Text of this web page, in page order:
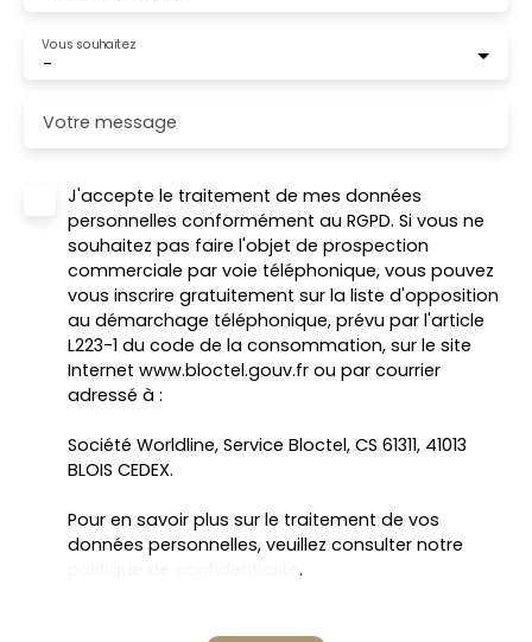
-
Vous souhaitez
Votre message
J'accepte le traitement de mes données
personnelles conformément au RGPD. Si vous ne
souhaitez pas faire l'objet de prospection
commerciale par voie téléphonique, vous pouvez
vous inscrire gratuitement sur la liste d'opposition
au démarchage téléphonique, prévu par l'article
L223-1 du code de la consommation, sur le site
Internet www.bloctel.gouv.fr ou par courrier
adressé à :
Société Worldline, Service Bloctel, CS 61311, 41013
BLOIS CEDEX.
Pour en savoir plus sur le traitement de vos
données personnelles, veuillez consulter notre
.